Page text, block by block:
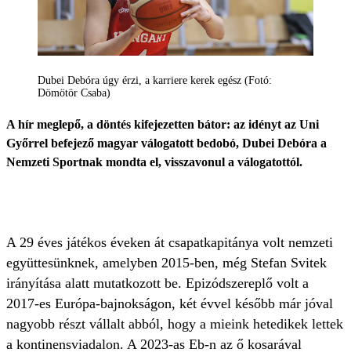
Dubei Debóra úgy érzi, a karriere kerek egész (Fotó:
Dömötör Csaba)
A hír meglepő, a döntés kifejezetten bátor: az idényt az Uni
Győrrel befejező magyar válogatott bedobó, Dubei Debóra a
Nemzeti Sportnak mondta el, visszavonul a válogatottól.
A 29 éves játékos éveken át csapatkapitánya volt nemzeti
együttesünknek, amelyben 2015-ben, még Stefan Svitek
irányítása alatt mutatkozott be. Epizódszereplő volt a
2017-es Európa-bajnokságon, két évvel később már jóval
nagyobb részt vállalt abból, hogy a mieink hetedikek lettek
a kontinensviadalon. A 2023-as Eb-n az ő kosarával